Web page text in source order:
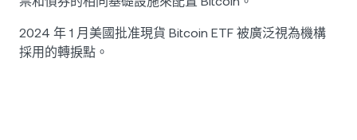
2024 年 1 月美國批准現貨 Bitcoin ETF 被廣泛視為機構
採用的轉捩點。